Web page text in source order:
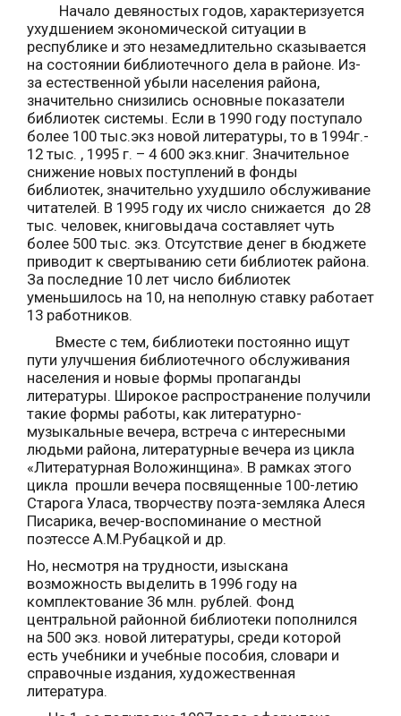
Начало девяностых годов, характеризуется
ухудшением экономической ситуации в
республике и это незамедлительно сказывается
на состоянии библиотечного дела в районе. Из-
за естественной убыли населения района,
значительно снизились основные показатели
библиотек системы. Если в 1990 году поступало
более 100 тыс.экз новой литературы, то в 1994г.-
12 тыс. , 1995 г. – 4 600 экз.книг. Значительное
снижение новых поступлений в фонды
библиотек, значительно ухудшило обслуживание
читателей. В 1995 году их число снижается до 28
тыс. человек, книговыдача составляет чуть
более 500 тыс. экз. Отсутствие денег в бюджете
приводит к свертыванию сети библиотек района.
За последние 10 лет число библиотек
уменьшилось на 10, на неполную ставку работает
13 работников.
Вместе с тем, библиотеки постоянно ищут
пути улучшения библиотечного обслуживания
населения и новые формы пропаганды
литературы. Широкое распространение получили
такие формы работы, как литературно-
музыкальные вечера, встреча с интересными
людьми района, литературные вечера из цикла
«Литературная Воложинщина». В рамках этого
цикла прошли вечера посвященные 100-летию
Старога Уласа, творчеству поэта-земляка Алеся
Писарика, вечер-воспоминание о местной
поэтессе А.М.Рубацкой и др.
Но, несмотря на трудности, изыскана
возможность выделить в 1996 году на
комплектование 36 млн. рублей. Фонд
центральной районной библиотеки пополнился
на 500 экз. новой литературы, среди которой
есть учебники и учебные пособия, словари и
справочные издания, художественная
литература.